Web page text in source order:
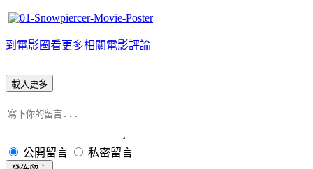
到電影圈看更多相關電影評論
載入更多
公開留言 私密留言